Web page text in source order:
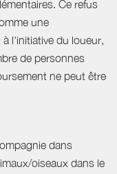
Ce refus
une
l'initiative du loueur,
de personnes
ne peut être
dans
oiseaux dans le